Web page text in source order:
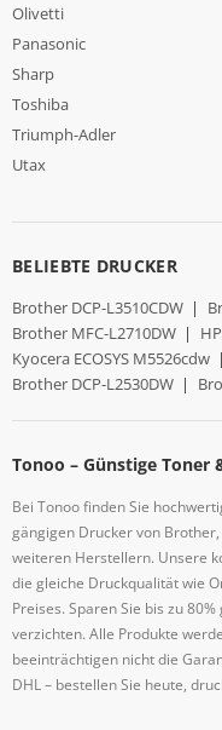
Olivetti
Panasonic
Sharp
Toshiba
Triumph-Adler
Utax
BELIEBTE DRUCKER
Brother DCP-L3510CDW |
Brother MFC-L2710DW |
Kyocera ECOSYS M5526cdw |
Brother DCP-L2530DW |
Tonoo – Günstige
Bei Tonoo finden Sie
gängigen Drucker von
weiteren Herstellern. Unsere
die gleiche Druckqualität wie
Preises. Sparen Sie bis zu
verzichten. Alle Produkte
beeinträchtigen nicht die
DHL – bestellen Sie heute,